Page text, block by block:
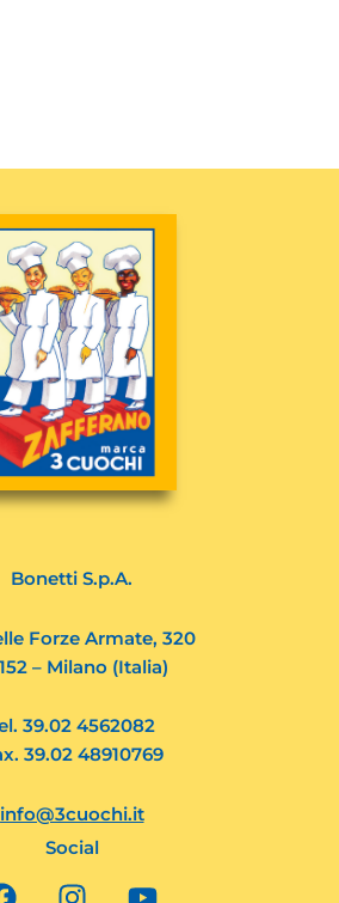
Bonetti S.p.A.
Forze Armate, 320
– Milano (Italia)
39.02 4562082
39.02 48910769
info@3cuochi.it
Social
F
I